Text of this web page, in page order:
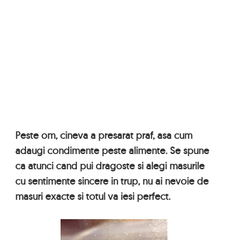
Peste om, cineva a presarat praf, asa cum
adaugi condimente peste alimente. Se spune
ca atunci cand pui dragoste si alegi masurile
cu sentimente sincere in trup, nu ai nevoie de
masuri exacte si totul va iesi perfect.